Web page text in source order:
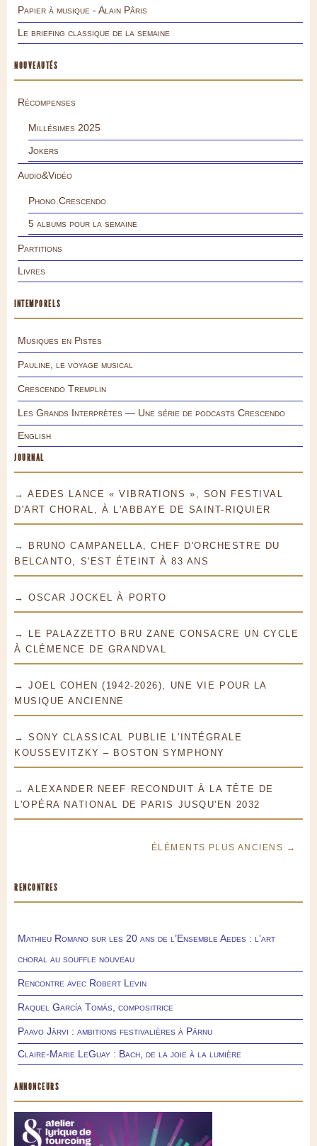
Papier à musique - Alain Pâris
Le briefing classique de la semaine
NOUVEAUTÉS
Récompenses
Millésimes 2025
Jokers
Audio&Vidéo
Phono.Crescendo
5 albums pour la semaine
Partitions
Livres
INTEMPORELS
Musiques en Pistes
Pauline, le voyage musical
Crescendo Tremplin
Les Grands Interprètes — Une série de podcasts Crescendo
English
JOURNAL
→ AEDES LANCE « VIBRATIONS », SON FESTIVAL
D'ART CHORAL, À L'ABBAYE DE SAINT-RIQUIER
→ BRUNO CAMPANELLA, CHEF D'ORCHESTRE DU
BELCANTO, S'EST ÉTEINT À 83 ANS
→ OSCAR JOCKEL À PORTO
→ LE PALAZZETTO BRU ZANE CONSACRE UN CYCLE
À CLÉMENCE DE GRANDVAL
→ JOEL COHEN (1942-2026), UNE VIE POUR LA
MUSIQUE ANCIENNE
→ SONY CLASSICAL PUBLIE L'INTÉGRALE
KOUSSEVITZKY – BOSTON SYMPHONY
→ ALEXANDER NEEF RECONDUIT À LA TÊTE DE
L'OPÉRA NATIONAL DE PARIS JUSQU'EN 2032
ÉLÉMENTS PLUS ANCIENS →
RENCONTRES
Mathieu Romano sur les 20 ans de l’Ensemble Aedes : l’art
choral au souffle nouveau
Rencontre avec Robert Levin
Raquel García Tomás, compositrice
Paavo Järvi : ambitions festivalières à Pärnu
Claire-Marie LeGuay : Bach, de la joie à la lumière
ANNONCEURS